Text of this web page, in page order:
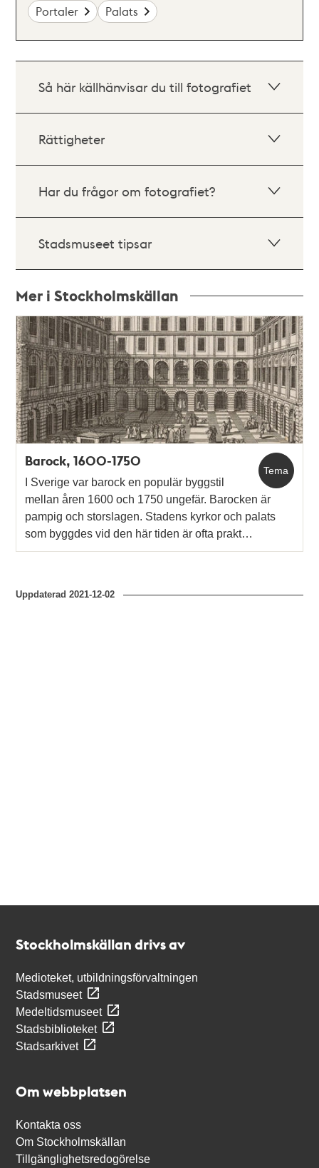
Portaler Palats
Så här källhänvisar du till fotografiet
Rättigheter
Har du frågor om fotografiet?
Stadsmuseet tipsar
Mer i Stockholmskällan
Relaterade
poster
och
teman
Tema
Barock, 1600-1750
I Sverige var barock en populär byggstil
mellan åren 1600 och 1750 ungefär. Barocken är
pampig och storslagen. Stadens kyrkor och palats
som byggdes vid den här tiden är ofta prakt…
Uppdaterad2021-12-02
Stockholmskällan drivs av
Medioteket, utbildningsförvaltningen
Stadsmuseet
Medeltidsmuseet
Stadsbiblioteket
Stadsarkivet
Om webbplatsen
Kontakta oss
Om Stockholmskällan
Tillgänglighetsredogörelse